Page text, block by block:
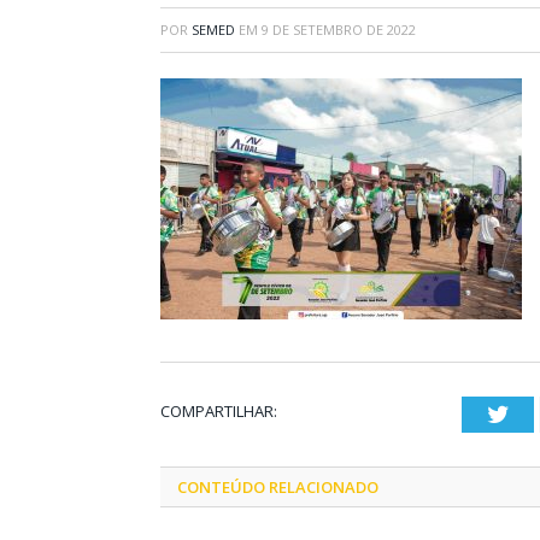
POR SEMED EM 9 DE SETEMBRO DE 2022
COMPARTILHAR:
CONTEÚDO RELACIONADO